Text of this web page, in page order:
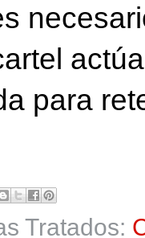
para
Tratados: